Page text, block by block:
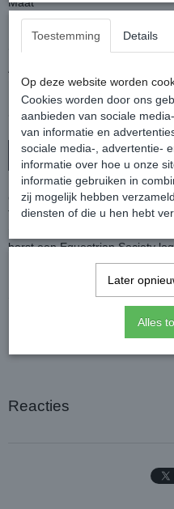
Aantal
In winkelwagen
Chique shirt met een korte
Tevens voorzien van een
borst een Equestrian Society
Samenstelling: 93% polyester /
Reacties
Toestemming Details
Op deze website worden
Cookies worden door ons
aanbieden van sociale
van informatie en
sociale media-, advertentie-
informatie over hoe u onze
informatie gebruiken in
zij mogelijk hebben
diensten of die u hen hebt
Later
Alles